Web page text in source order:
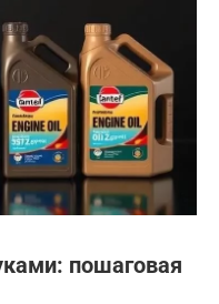
пошаговая